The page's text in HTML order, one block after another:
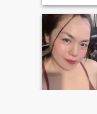
einige Filme).
Ich bin nicht
Mädchen
ist, einen Kerl
hier
hier, um neue
finden und
Kulturen
erfahren und
lernen und